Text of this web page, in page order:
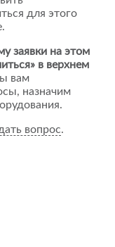
для этого
заявки на этом
в верхнем
вам
назначим
вопрос.